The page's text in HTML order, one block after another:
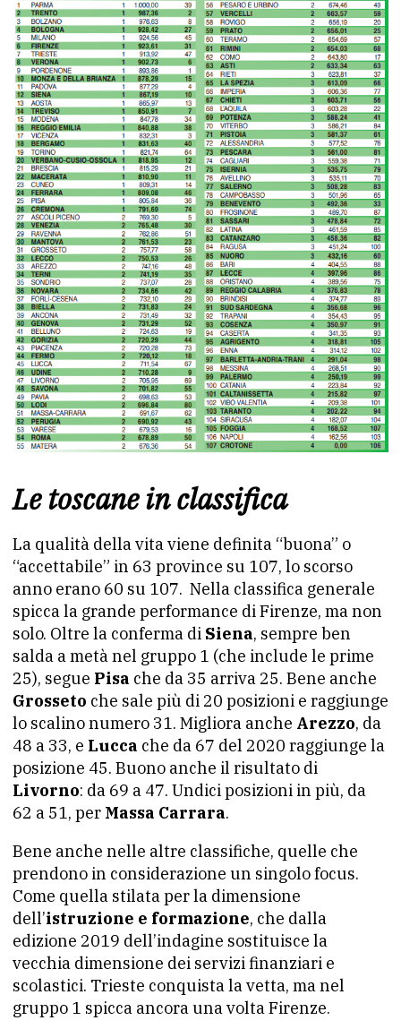
Le toscane in classifica
La qualità della vita viene definita “buona” o
“accettabile” in 63 province su 107, lo scorso
anno erano 60 su 107. Nella classifica generale
spicca la grande performance di Firenze, ma non
solo. Oltre la conferma di Siena, sempre ben
salda a metà nel gruppo 1 (che include le prime
25), segue Pisa che da 35 arriva 25. Bene anche
Grosseto che sale più di 20 posizioni e raggiunge
lo scalino numero 31. Migliora anche Arezzo, da
48 a 33, e Lucca che da 67 del 2020 raggiunge la
posizione 45. Buono anche il risultato di
Livorno: da 69 a 47. Undici posizioni in più, da
62 a 51, per Massa Carrara.
Bene anche nelle altre classifiche, quelle che
prendono in considerazione un singolo focus.
Come quella stilata per la dimensione
dell’istruzione e formazione, che dalla
edizione 2019 dell’indagine sostituisce la
vecchia dimensione dei servizi finanziari e
scolastici. Trieste conquista la vetta, ma nel
gruppo 1 spicca ancora una volta Firenze.